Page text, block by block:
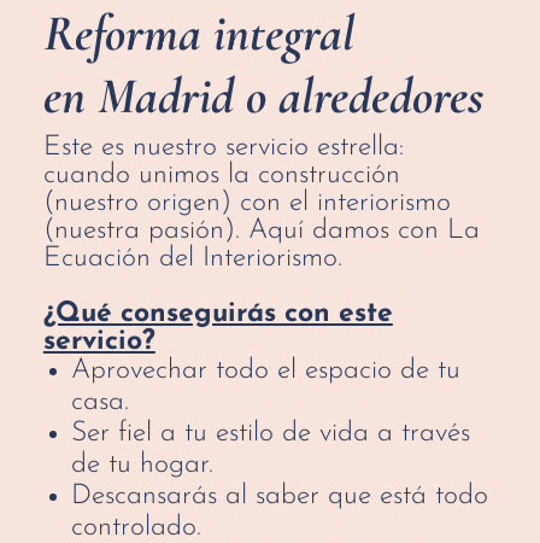
Reforma integral
en Madrid o alrededores
Este es nuestro servicio estrella:
cuando unimos la construcción
(nuestro origen) con el interiorismo
(nuestra pasión). Aquí damos con La
Ecuación del Interiorismo.
¿Qué conseguirás con este
servicio?
Aprovechar todo el espacio de tu
casa.
Ser fiel a tu estilo de vida a través
de tu hogar.
Descansarás al saber que está todo
controlado.